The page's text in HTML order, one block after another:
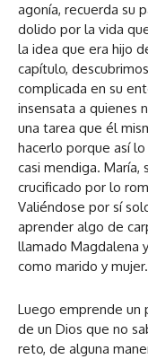
agonía, recuerda su
dolido por la vida
la idea que era hijo
capítulo,
complicada en su
insensata a quienes
una tarea que él
hacerlo porque así
casi mendiga. María,
crucificado por lo
Valiéndose por sí
aprender algo de
llamado Magdalena
como marido y mujer.
Luego emprende un
de un Dios que no
reto, de alguna